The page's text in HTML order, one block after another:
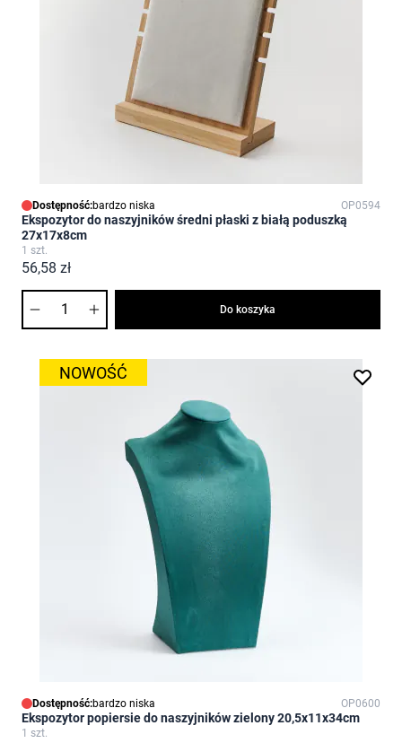
Dostępność:bardzo niska OP0594
Ekspozytor do naszyjników średni płaski z białą poduszką
27x17x8cm
1 szt.
56,58 zł
Do koszyka
NOWOŚĆ
Dostępność:bardzo niska OP0600
Ekspozytor popiersie do naszyjników zielony 20,5x11x34cm
1 szt.